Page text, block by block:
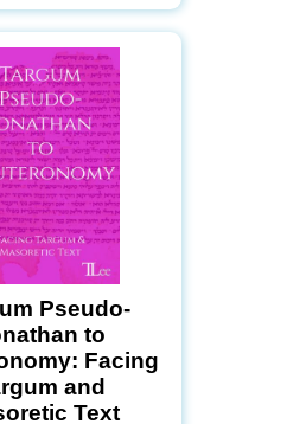
Pseudo-
to
Facing
and
Text